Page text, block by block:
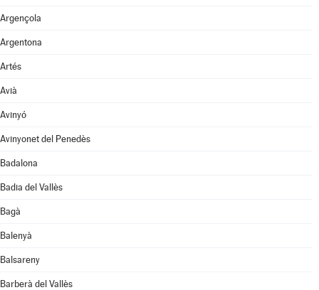
Argençola
Argentona
Artés
Avià
Avinyó
Avinyonet del Penedès
Badalona
Badia del Vallès
Bagà
Balenyà
Balsareny
Barberà del Vallès